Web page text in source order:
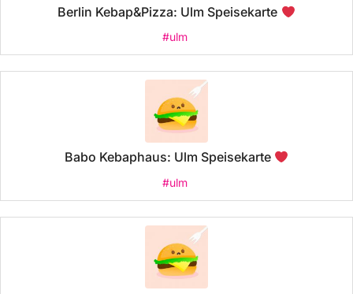
Berlin Kebap&Pizza: Ulm Speisekarte
#ulm
Babo Kebaphaus: Ulm Speisekarte
#ulm